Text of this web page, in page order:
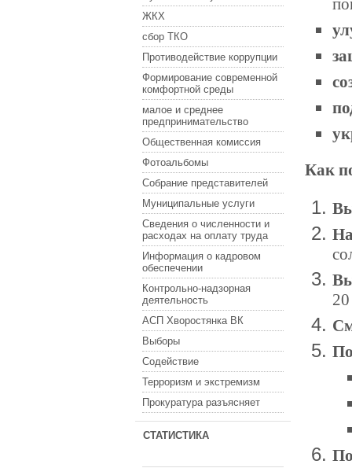
ЖКХ
сбор ТКО
Противодействие коррупции
Формирование современной
комфортной среды
малое и среднее
предпринимательство
Общественная комиссия
Фотоальбомы
Собрание представителей
Муниципальные услуги
Сведения о численности и
расходах на оплату труда
Информация о кадровом
обеспечении
Контрольно-надзорная
деятельность
АСП Хворостянка ВК
Выборы
Содействие
Терроризм и экстремизм
Прокуратура разъясняет
СТАТИСТИКА
Как